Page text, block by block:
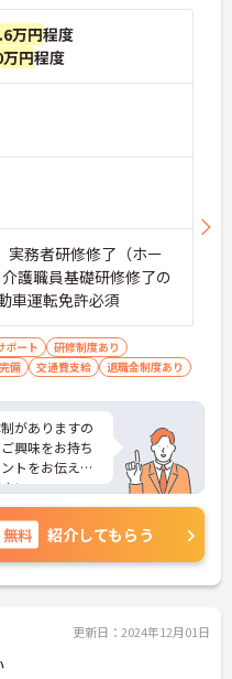
万円程度
円程度
務者研修修了（ホー
護職員基礎研修修了の
車運転免許必須
ポート
研修制度あり
備 交通費支給 退職金制度あり
がありますの
興味をお持ち
トをお伝えし
い。
無料 紹介してもらう
更新日：2024年12月01日